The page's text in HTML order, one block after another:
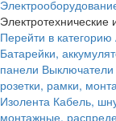
Электротехнические
Перейти в категорию
Батарейки,
панели Выключатели
розетки, рамки,
Изолента Кабель,
монтажные,